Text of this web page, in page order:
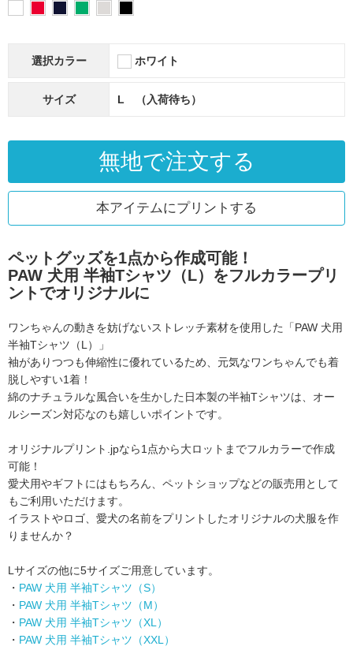
選択カラー ホワイト
サイズ L （入荷待ち）
無地で注文する
本アイテムにプリントする
ペットグッズを1点から作成可能！
PAW 犬用 半袖Tシャツ（L）をフルカラープリ
ントでオリジナルに
ワンちゃんの動きを妨げないストレッチ素材を使用した「PAW 犬用
半袖Tシャツ（L）」
袖がありつつも伸縮性に優れているため、元気なワンちゃんでも着
脱しやすい1着！
綿のナチュラルな風合いを生かした日本製の半袖Tシャツは、 オー
ルシーズン対応なのも嬉しいポイントです。
オリジナルプリント.jpなら1点から大ロットまでフルカラーで作成
可能！
愛犬用やギフトにはもちろん、ペットショップなどの販売用として
もご利用いただけます。
イラストやロゴ、愛犬の名前をプリントしたオリジナルの犬服を作
りませんか？
Lサイズの他に5サイズご用意しています。
・ PAW 犬用 半袖Tシャツ（S）
・ PAW 犬用 半袖Tシャツ（M）
・ PAW 犬用 半袖Tシャツ（XL）
・ PAW 犬用 半袖Tシャツ（XXL）